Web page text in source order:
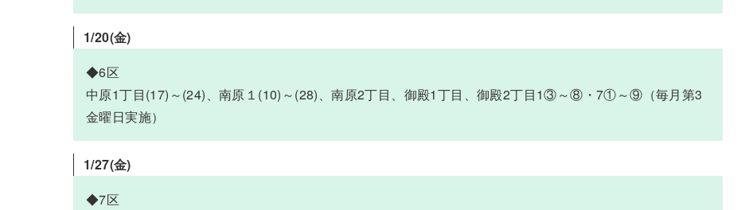
1/20(金)
◆6区
中原1丁目(17)～(24)、南原１(10)～(28)、南原2丁目、御殿1丁目、御殿2丁目1③～⑧・7①～⑨（毎月第3
金曜日実施）
1/27(金)
◆7区